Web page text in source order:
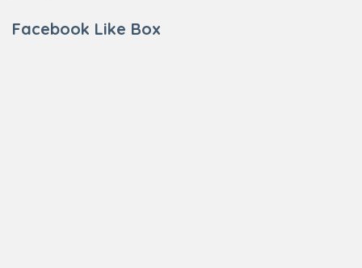
Facebook Like Box